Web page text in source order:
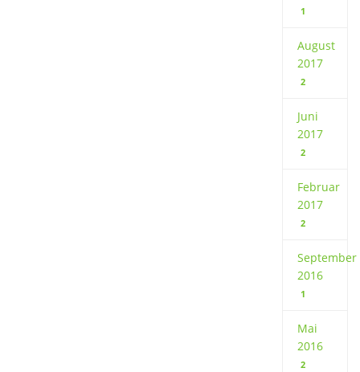
1
August
2017
2
Juni
2017
2
Februar
2017
2
September
2016
1
Mai
2016
2